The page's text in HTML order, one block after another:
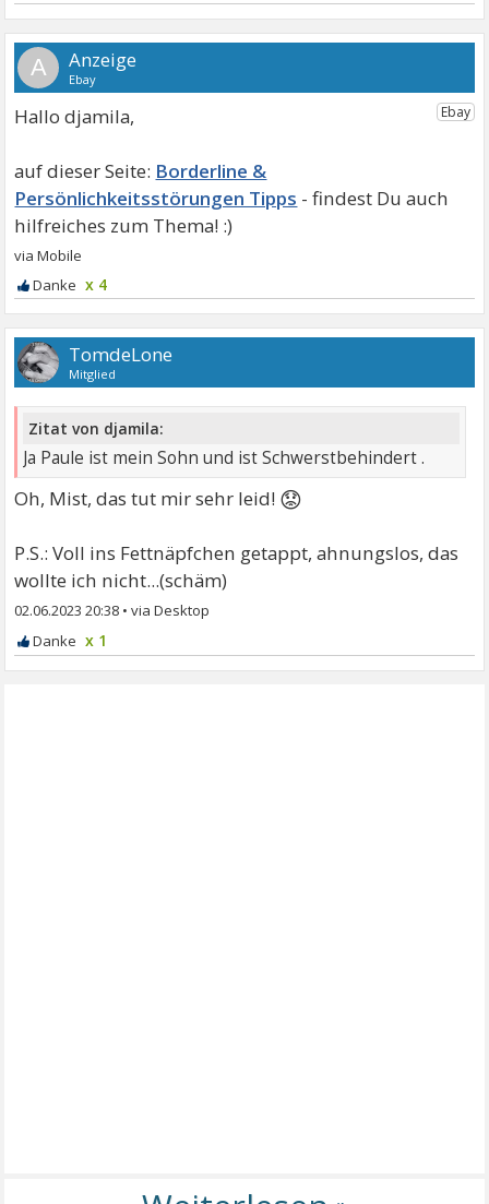
A
Hallo djamila,
Borderline &
Persönlichkeitsstörungen Tipps
x 4
TomdeLone
Mitglied
Zitat von djamila:
Ja Paule ist mein Sohn und ist Schwerstbehindert .
Oh, Mist, das tut mir sehr leid! 😟
P.S.: Voll ins Fettnäpfchen getappt, ahnungslos, das
wollte ich nicht...(schäm)
02.06.2023 20:38 •
x 1